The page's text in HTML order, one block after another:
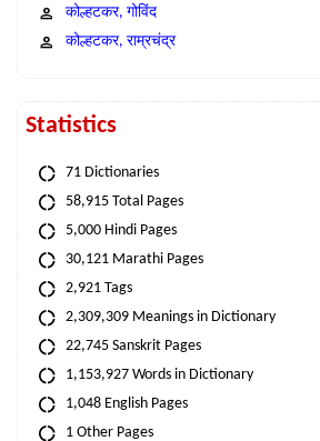
कोल्हटकर, गोविंद
कोल्हटकर, राम्रचंद्र
Statistics
71 Dictionaries
58,915 Total Pages
5,000 Hindi Pages
30,121 Marathi Pages
2,921 Tags
2,309,309 Meanings in Dictionary
22,745 Sanskrit Pages
1,153,927 Words in Dictionary
1,048 English Pages
1 Other Pages